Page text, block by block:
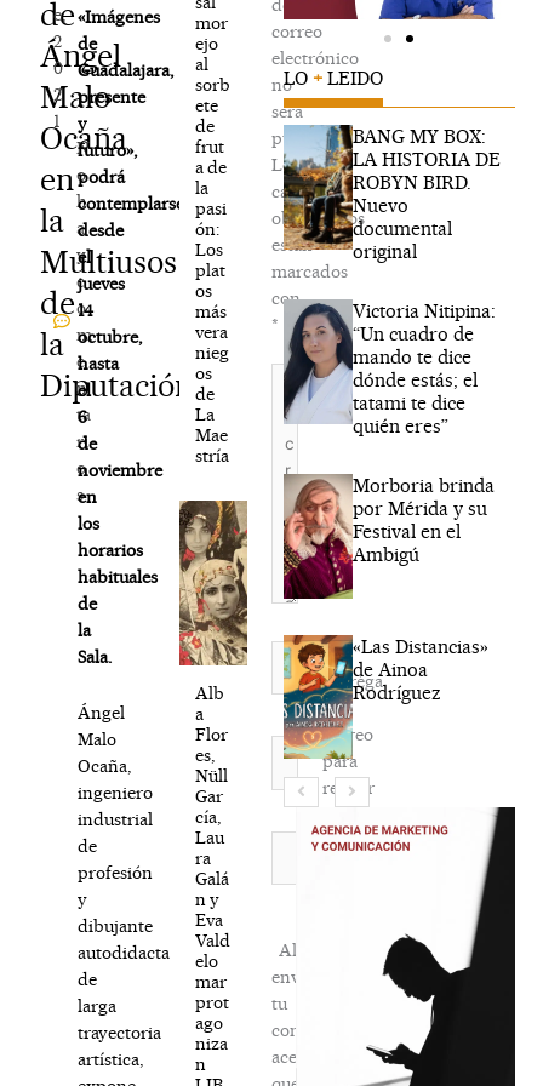
de
Ángel
Malo
Ocaña
en
la
Multiusos
de
la
Diputación
e,
2
0
2
1
N
o
h
a
y
c
o
m
e
n
ta
ri
o
s
«Imágenes
de
Guadalajara,
presente
y
futuro»,
podrá
contemplarse
desde
el
jueves
14
octubre,
hasta
el
6
de
noviembre
en
los
horarios
habituales
de
la
Sala.
Ángel
Malo
Ocaña,
ingeniero
industrial
de
profesión
y
dibujante
autodidacta
de
larga
trayectoria
artística,
mor
ejo
al
sorb
ete
de
frut
a de
la
pasi
ón:
Los
plat
os
más
vera
nieg
os
de
La
Mae
stría
Alb
a
Flor
es,
Nüll
Gar
cía,
Lau
ra
Galá
n y
Eva
Vald
elo
mar
prot
ago
niza
n
de
correo
electrónico
no
será
publicada.
Los
campos
obligatorios
están
marcados
con
*
Escribe
aquí...
Nombre*
Correo
electrónico*
Agréga
mi
correo
para
recibir
la
newsletter
Al
enviar
tu
comentario,
aceptas
LO + LEIDO
BANG MY BOX:
LA HISTORIA DE
ROBYN BIRD.
Nuevo
documental
original
Victoria Nitipina:
“Un cuadro de
mando te dice
dónde estás; el
tatami te dice
quién eres”
Morboria brinda
por Mérida y su
Festival en el
Ambigú
«Las Distancias»
de Ainoa
Rodríguez